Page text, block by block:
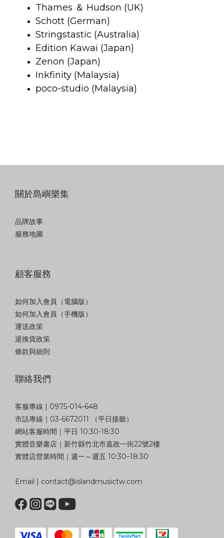
Thames ＆ Hudson (UK)
Schott (German)
Stringstastic (Australia)
Edition Kawai (Japan)
Zenon (Japan)
Inkfinity (Malaysia)
poco-studio (Malaysia)
關於島嶼樂集
品牌故事
服務地圖
顧客服務
如何加入會員（電腦版）
如何加入會員（手機版）
運送政策
退換貨政策
條款與細則
聯絡我們
客服專線 | 0975-014-648
市話專線｜03-6672011 （平日接聽）
網站客服時間｜平日 10:30-18:30
實體音樂書店｜新竹縣竹北市嘉政一街22號2樓
實體店營業時間｜週一～週五 10:30–18:30
Email | contact@islandmusictw.com